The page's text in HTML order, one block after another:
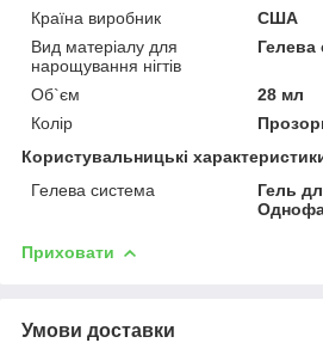
Країна виробник
США
Вид матеріалу для
нарощування нігтів
Гелева
Об`єм
28 мл
Колір
Користувальницькі
Гелева система
Гель
Приховати
Умови доставки